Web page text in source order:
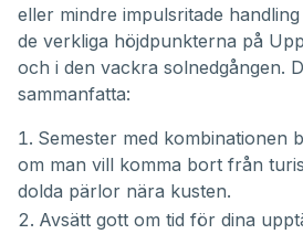
eller mindre impulsritade
de verkliga höjdpunkterna på
och i den vackra solnedgången.
sammanfatta:
Semester med kombinationen
om man vill komma bort från
dolda pärlor nära kusten.
Avsätt gott om tid för dina